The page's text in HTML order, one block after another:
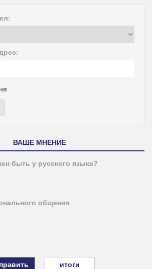
ВАШЕ МНЕНИЕ
быть у русского языка?
общения
итоги